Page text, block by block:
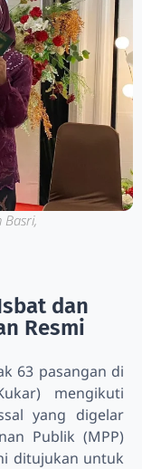
Basri,
dan
Resmi
63 pasangan di
mengikuti
yang digelar
Publik (MPP)
ditujukan untuk